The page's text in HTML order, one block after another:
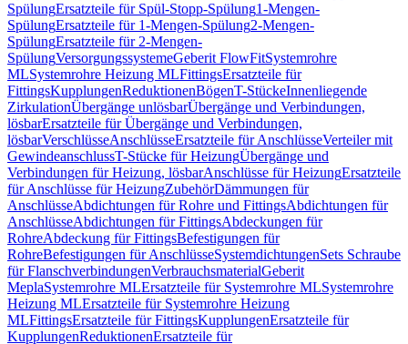
SpülungErsatzteile für Spül-Stopp-Spülung1-Mengen-
SpülungErsatzteile für 1-Mengen-Spülung2-Mengen-
SpülungErsatzteile für 2-Mengen-
SpülungVersorgungssystemeGeberit FlowFitSystemrohre
MLSystemrohre Heizung MLFittingsErsatzteile für
FittingsKupplungenReduktionenBögenT-StückeInnenliegende
ZirkulationÜbergänge unlösbarÜbergänge und Verbindungen,
lösbarErsatzteile für Übergänge und Verbindungen,
lösbarVerschlüsseAnschlüsseErsatzteile für AnschlüsseVerteiler mit
GewindeanschlussT-Stücke für HeizungÜbergänge und
Verbindungen für Heizung, lösbarAnschlüsse für HeizungErsatzteile
für Anschlüsse für HeizungZubehörDämmungen für
AnschlüsseAbdichtungen für Rohre und FittingsAbdichtungen für
AnschlüsseAbdichtungen für FittingsAbdeckungen für
RohreAbdeckung für FittingsBefestigungen für
RohreBefestigungen für AnschlüsseSystemdichtungenSets Schraube
für FlanschverbindungenVerbrauchsmaterialGeberit
MeplaSystemrohre MLErsatzteile für Systemrohre MLSystemrohre
Heizung MLErsatzteile für Systemrohre Heizung
MLFittingsErsatzteile für FittingsKupplungenErsatzteile für
KupplungenReduktionenErsatzteile für